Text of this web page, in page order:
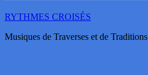
RYTHMES CROISÉS
Musiques de Traverses et de Traditions